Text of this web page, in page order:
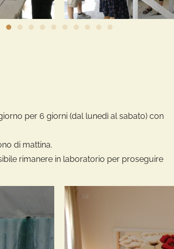
per 6 giorni (dal lunedì al sabato) con
di mattina.
rimanere in laboratorio per proseguire